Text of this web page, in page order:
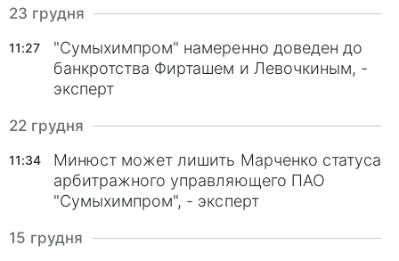
23 грудня
11:27
"Сумыхимпром" намеренно доведен до
банкротства Фирташем и Левочкиным, -
эксперт
22 грудня
11:34
Минюст может лишить Марченко статуса
арбитражного управляющего ПАО
"Сумыхимпром", - эксперт
15 грудня